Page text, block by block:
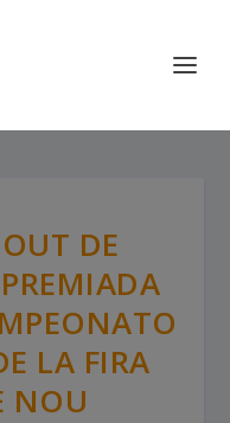
DE
LA FIRA
NOU